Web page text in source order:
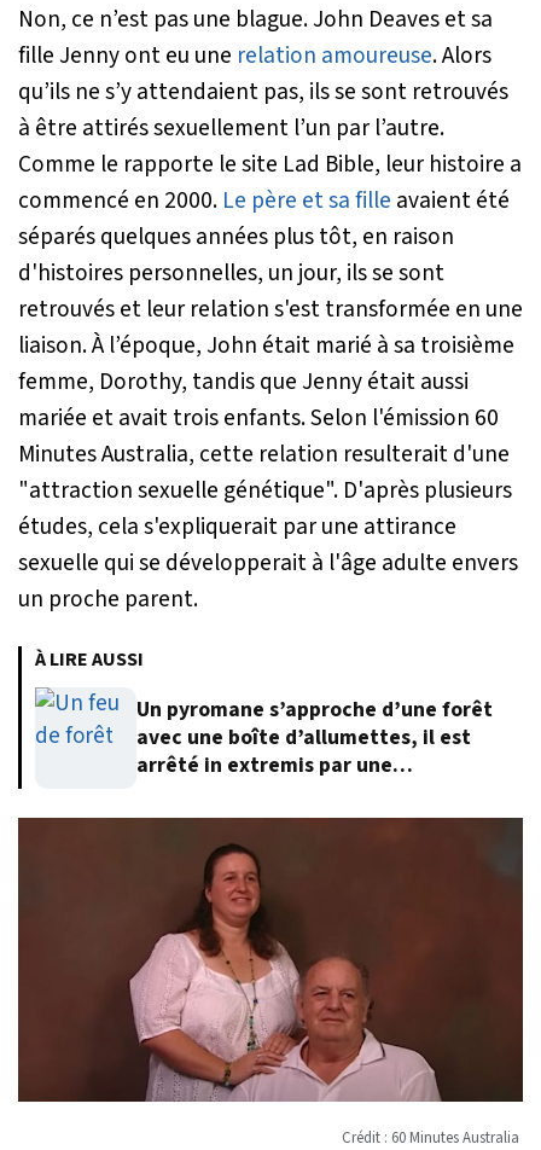
Non, ce n’est pas une blague. John Deaves et sa
fille Jenny ont eu une relation amoureuse. Alors
qu’ils ne s’y attendaient pas, ils se sont retrouvés
à être attirés sexuellement l’un par l’autre.
Comme le rapporte le site Lad Bible, leur histoire a
commencé en 2000. Le père et sa fille avaient été
séparés quelques années plus tôt, en raison
d'histoires personnelles, un jour, ils se sont
retrouvés et leur relation s'est transformée en une
liaison. À l’époque, John était marié à sa troisième
femme, Dorothy, tandis que Jenny était aussi
mariée et avait trois enfants. Selon l'émission 60
Minutes Australia, cette relation resulterait d'une
"attraction sexuelle génétique". D'après plusieurs
études, cela s'expliquerait par une attirance
sexuelle qui se développerait à l'âge adulte envers
un proche parent.
À LIRE AUSSI
Un pyromane s’approche d’une forêt
avec une boîte d’allumettes, il est
arrêté in extremis par une
Crédit : 60 Minutes Australia